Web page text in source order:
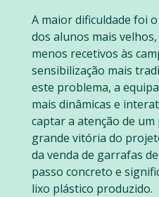
A maior dificuldade foi
dos alunos mais
menos recetivos às
sensibilização mais
este problema, a
mais dinâmicas e
captar a atenção de
grande vitória do
da venda de garrafas
passo concreto e
lixo plástico produzido.